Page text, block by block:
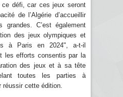
ce défi, car ces jeux seront
de l’Algérie d’accueillir
grandes. C’est également
des jeux olympiques et
à Paris en 2024", a-t-il
les efforts consentis par la
des jeux et à sa tête
toutes les parties à
réussir cette édition.